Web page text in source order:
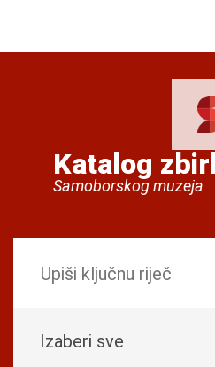
Katalog
Samoborskog muzeja
Izaberi sve